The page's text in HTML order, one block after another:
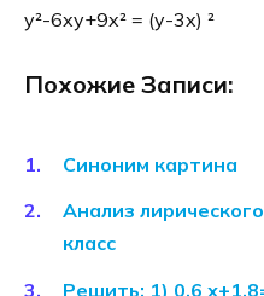
y²-6xy+9x² = (y-3x) ²
Похожие Записи:
Синоним картина
Анализ
класс
Решить: 1) 0.6